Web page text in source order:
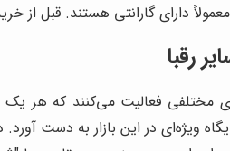
دارای گارانتی هستند. قبل از
رقبا
مختلفی فعالیت می‌کنند که هر
در این بازار به دست آورد.